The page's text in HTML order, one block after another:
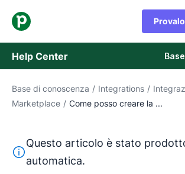
Help Center
Base di conoscenza
Contatta l'assistenza
Base di conoscenza / Integrations /
Marketplace / Come posso creare la ...
Questo testo è stato tradotto
Questo articolo è stato
automatica.